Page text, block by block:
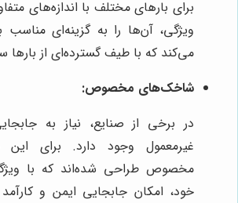
برای بارهای مختلف با اندازه‌های
ویژگی، آن‌ها را به گزینه‌ای مناسب
می‌کند که با طیف گسترده‌ای از بارها
شاخک‌های مخصوص:
در برخی از صنایع، نیاز به
غیرمعمول وجود دارد. برای
مخصوص طراحی شده‌اند که با
خود، امکان جابجایی ایمن و کارآمد